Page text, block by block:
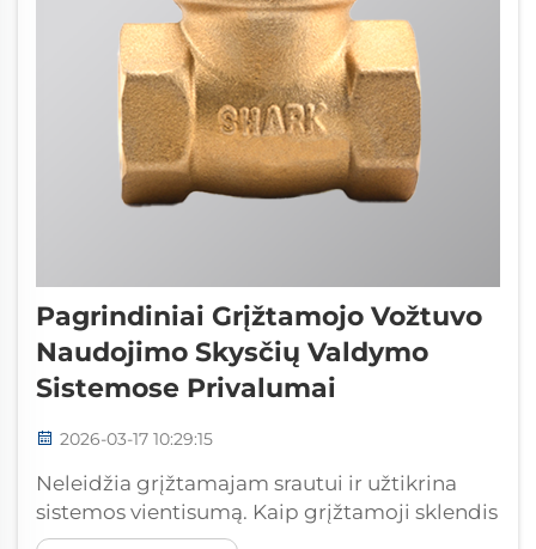
Pagrindiniai Grįžtamojo Vožtuvo
Naudojimo Skysčių Valdymo
Sistemose Privalumai
2026-03-17 10:29:15
Neleidžia grįžtamajam srautui ir užtikrina
sistemos vientisumą. Kaip grįžtamoji sklendis
konstrukcijos pagrindu užtikrina vienkryptį